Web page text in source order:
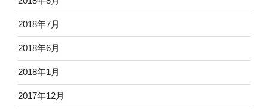
2018年7月
2018年6月
2018年1月
2017年12月